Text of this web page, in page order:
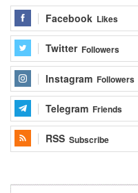
Facebook Likes
Twitter Followers
Instagram Followers
Telegram Friends
RSS Subscribe